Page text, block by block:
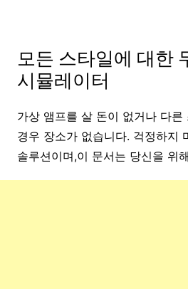
모든 스타일에 대한
시뮬레이터
가상 앰프를 살 돈이 없거나 다른
경우 장소가 없습니다. 걱정하지
솔루션이며,이 문서는 당신을 위